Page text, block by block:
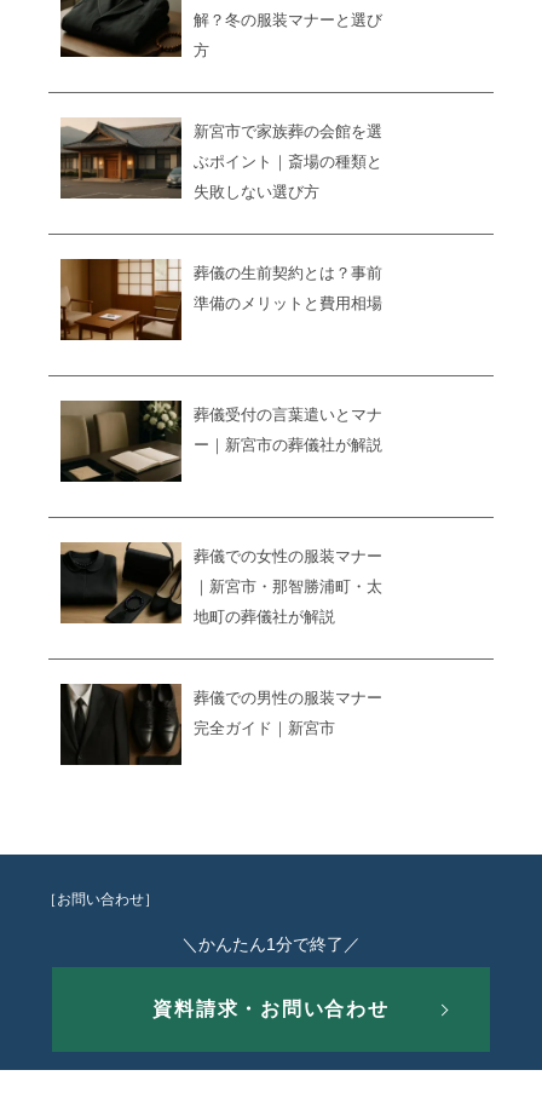
解？冬の服装マナーと選び
方
新宮市で家族葬の会館を選
ぶポイント｜斎場の種類と
失敗しない選び方
葬儀の生前契約とは？事前
準備のメリットと費用相場
葬儀受付の言葉遣いとマナ
ー｜新宮市の葬儀社が解説
葬儀での女性の服装マナー
｜新宮市・那智勝浦町・太
地町の葬儀社が解説
葬儀での男性の服装マナー
完全ガイド｜新宮市
［お問い合わせ］
＼かんたん1分で終了／
資料請求・お問い合わせ